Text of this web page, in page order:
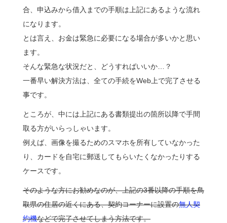
合、申込みから借入までの手順は上記にあるような流れ
になります。
とは言え、お金は緊急に必要になる場合が多いかと思い
ます。
そんな緊急な状況だと、どうすればいいか…？
一番早い解決方法は、全ての手続をWeb上で完了させる
事です。
ところが、中には上記にある書類提出の箇所以降で手間
取る方がいらっしゃいます。
例えば、画像を撮るためのスマホを所有していなかった
り、カードを自宅に郵送してもらいたくなかったりする
ケースです。
そのような方にお勧めなのが、上記の3番以降の手順を鳥
取県の住居の近くにある、契約コーナーに設置の無人契
約機などで完了させてしまう方法です。